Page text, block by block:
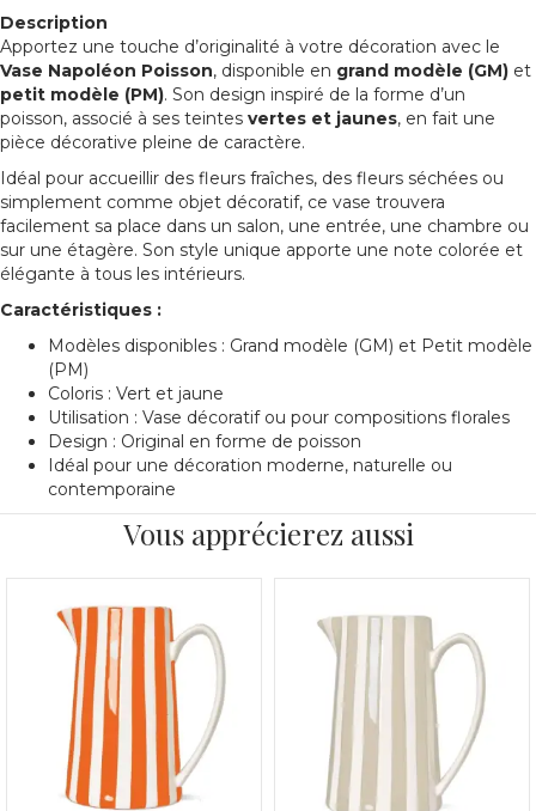
Description
Apportez une touche d’originalité à votre décoration avec le
Vase Napoléon Poisson, disponible en grand modèle (GM) et
petit modèle (PM). Son design inspiré de la forme d’un
poisson, associé à ses teintes vertes et jaunes, en fait une
pièce décorative pleine de caractère.
Idéal pour accueillir des fleurs fraîches, des fleurs séchées ou
simplement comme objet décoratif, ce vase trouvera
facilement sa place dans un salon, une entrée, une chambre ou
sur une étagère. Son style unique apporte une note colorée et
élégante à tous les intérieurs.
Caractéristiques :
Modèles disponibles : Grand modèle (GM) et Petit modèle
(PM)
Coloris : Vert et jaune
Utilisation : Vase décoratif ou pour compositions florales
Design : Original en forme de poisson
Idéal pour une décoration moderne, naturelle ou
contemporaine
Vous apprécierez aussi